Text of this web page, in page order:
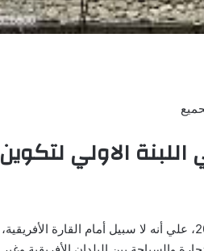
اللبنة الاولي لتكوين
أكـــد التقرير السنوي لرابطة شركات الطيران الافريقية”الأفــــــرا” لعام 2021، علي أنه لا سبيل أمام القارة الأفريقية،